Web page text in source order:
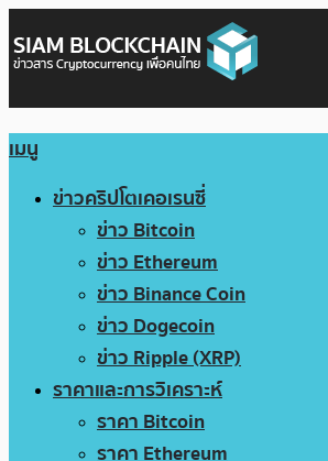
เมนู
ข่าวคริปโตเคอเรนซี่
ข่าว Bitcoin
ข่าว Ethereum
ข่าว Binance Coin
ข่าว Dogecoin
ข่าว Ripple (XRP)
ราคาและการวิเคราะห์
ราคา Bitcoin
ราคา Ethereum